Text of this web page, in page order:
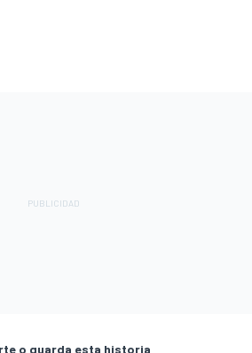
o guarda esta historia